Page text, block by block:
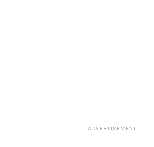
ADVERTISEMENT